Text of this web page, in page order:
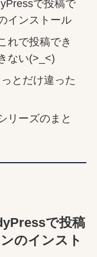
で投稿で
インストール
れで投稿でき
ない(>_<)
とだけ違った
リーズのまと
で投稿
のインスト